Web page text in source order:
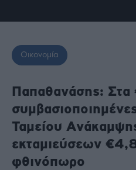
Ναυτιλία
Real
Ενέργεια
Πολιτική
Πολιτισμός
Κοινωνία
Law
Οικονομία
Παπαθανάσης: Στα
Ταμείου
εκταμιεύσεων
φθινόπωρο